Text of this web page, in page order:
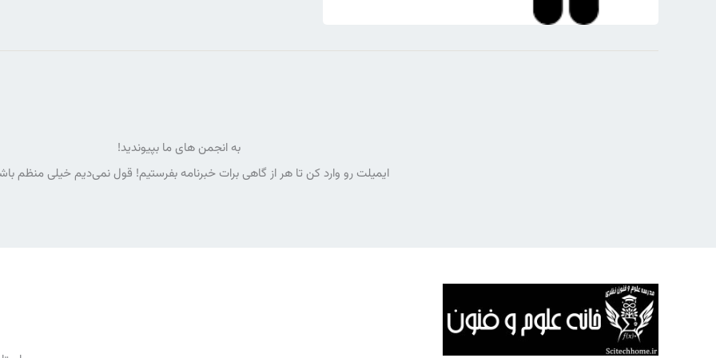
به انجمن های ما بپیوندید!
ایمیلت رو وارد کن تا هر از گاهی برات خبرنامه بفرستیم! قول نمی‌دیم خیلی منظم